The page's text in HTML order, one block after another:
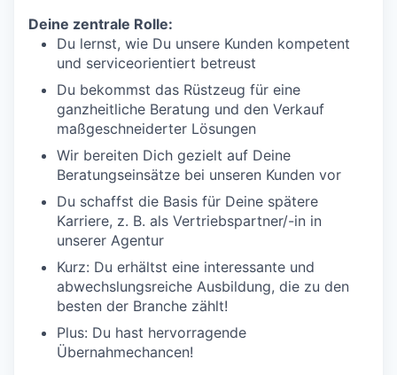
Deine zentrale Rolle:
Du lernst, wie Du unsere Kunden kompetent
und serviceorientiert betreust
Du bekommst das Rüstzeug für eine
ganzheitliche Beratung und den Verkauf
maßgeschneiderter Lösungen
Wir bereiten Dich gezielt auf Deine
Beratungseinsätze bei unseren Kunden vor
Du schaffst die Basis für Deine spätere
Karriere, z. B. als Vertriebspartner/-in in
unserer Agentur
Kurz: Du erhältst eine interessante und
abwechslungsreiche Ausbildung, die zu den
besten der Branche zählt!
Plus: Du hast hervorragende
Übernahmechancen!